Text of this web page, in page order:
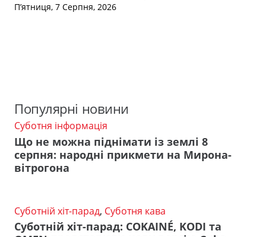
П’ятниця, 7 Серпня, 2026
Популярні новини
Суботня інформація
Що не можна піднімати із землі 8
серпня: народні прикмети на Мирона-
вітрогона
Суботній хіт-парад, Суботня кава
Суботній хіт-парад: COKAINÉ, KODI та